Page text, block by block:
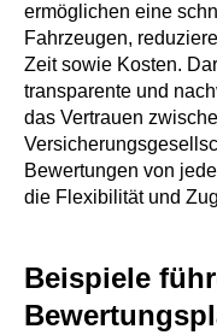
ermöglichen eine
Fahrzeugen,
Zeit sowie Kosten.
transparente und
das Vertrauen
Bewertungen von
die Flexibilität und
Beispiele